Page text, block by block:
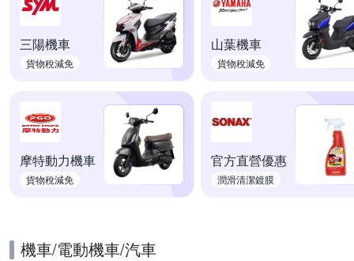
三陽機車
貨物稅減免
山葉機車
貨物稅減免
摩特動力機車
貨物稅減免
官方直營優惠
潤滑清潔鍍膜
機車/電動機車/汽車